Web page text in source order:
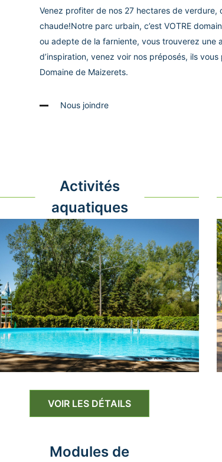
Venez profiter de nos 27 hectares de
chaude!Notre parc urbain, c’est VOTRE
ou adepte de la farniente, vous trouverez une
d’inspiration, venez voir nos préposés, ils
Domaine de Maizerets.
Nous joindre
Activités
aquatiques
VOIR LES DÉTAILS
Modules de